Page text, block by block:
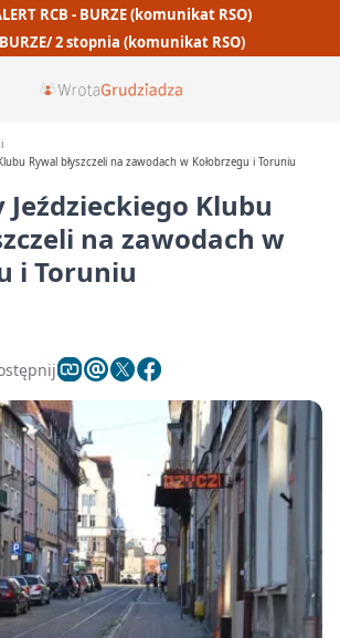
RCB - BURZE (komunikat RSO)
2 stopnia (komunikat RSO)
Rywal błyszczeli na zawodach w Kołobrzegu i Toruniu
Klubu
na zawodach w
i Toruniu